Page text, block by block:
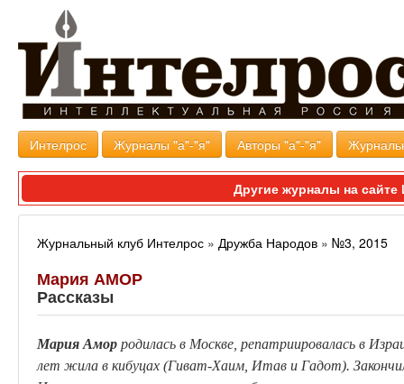
Интелрос Журналы "а"-"я" Авторы "а"-"я"
Другие журналы на
Журнальный клуб Интелрос » Дружба Народов » №3, 2015
Мария АМОР
Рассказы
Мария Амор родилась в Москве, репатриировалась в
лет жила в кибуцах (Гиват-Хаим Итав и Гадот).